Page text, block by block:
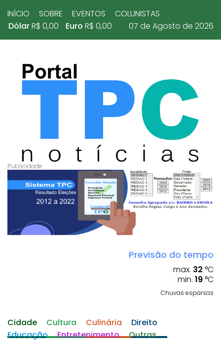
INÍCIO SOBRE EVENTOS
COLUNISTAS
DólarR$ 0,00 Euro R$ 0,00 07 de Agosto de 2026
Previsão do tempo
max. 32 °C
min. 19 °C
Chuvas esparsas
Cidade Cultura Culinária
Direito
Educação
Entretenimento Outras